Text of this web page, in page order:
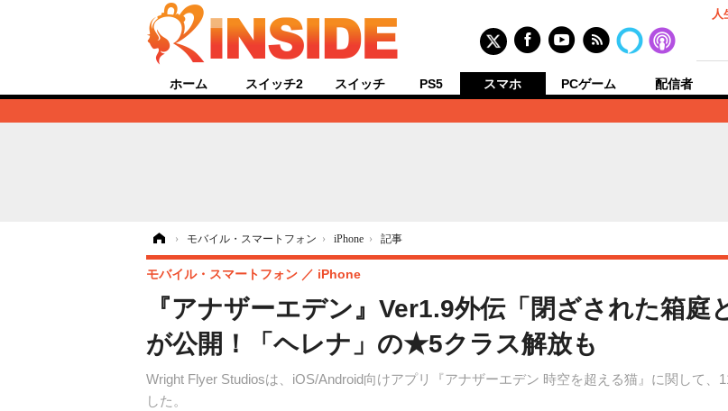
人
ホーム スイッチ2 スイッチ PS5 スマホ PCゲーム 配信者
› モバイル・スマートフォン › iPhone › 記事
『アナザーエデン』Ver1.9外伝「閉ざされた箱庭
が公開！「ヘレナ」の★5クラス解放も
Wright Flyer Studiosは、iOS/Android向けアプリ『アナザーエデン 時空を超える猫』に関して、
した。
モバイル・スマートフォン iPhone